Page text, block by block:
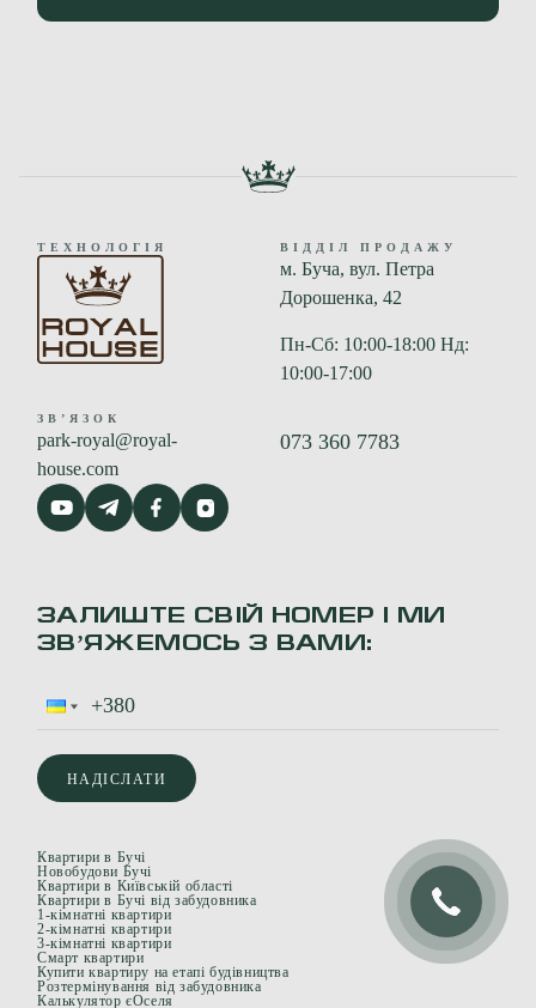
ТЕХНОЛОГІЯ ВІДДІЛ ПРОДАЖУ
м. Буча, вул. Петра
Дорошенка, 42
Пн-Сб: 10:00-18:00 Нд:
10:00-17:00
ЗВʼЯЗОК
park-royal@royal-
house.com
073 360 7783
ЗАЛИШТЕ СВІЙ НОМЕР І МИ
ЗВʼЯЖЕМОСЬ З ВАМИ:
НАДІСЛАТИ
Квартири в Бучі
Новобудови Бучі
Квартири в Київській області
Квартири в Бучі від забудовника
1-кімнатні квартири
2-кімнатні квартири
3-кімнатні квартири
Смарт квартири
Купити квартиру на етапі будівництва
Розтермінування від забудовника
Калькулятор єОселя